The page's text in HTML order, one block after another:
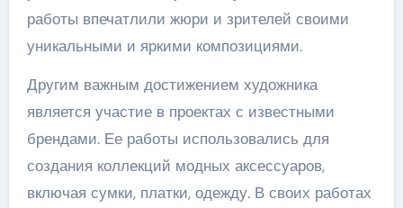
работы впечатлили жюри и зрителей своими
уникальными и яркими композициями.
Другим важным достижением художника
является участие в проектах с известными
брендами. Ее работы использовались для
создания коллекций модных аксессуаров,
включая сумки, платки, одежду. В своих работах